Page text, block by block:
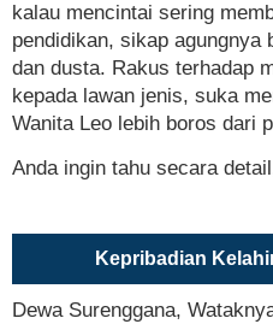
kalau mencintai sering
pendidikan, sikap agungnya
dan dusta. Rakus terhadap
kepada lawan jenis, suka
Wanita Leo lebih boros dari
Anda ingin tahu secara
Kepribadian
Dewa Surenggana,